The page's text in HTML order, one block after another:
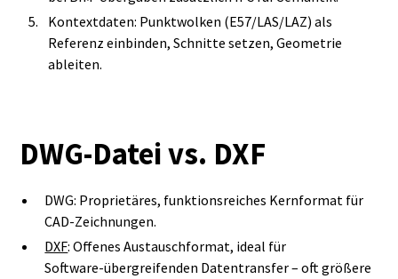
Kontextdaten: Punktwolken (E57/LAS/LAZ) als
Referenz einbinden, Schnitte setzen, Geometrie
ableiten.
DWG‑Datei vs. DXF
DWG: Proprietäres, funktionsreiches Kernformat für
CAD‑Zeichnungen.
DXF: Offenes Austauschformat, ideal für
Software‑übergreifenden Datentransfer – oft größere